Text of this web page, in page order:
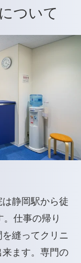
ついて
静岡駅から徒
仕事の帰り
縫ってクリニ
ます。専門の